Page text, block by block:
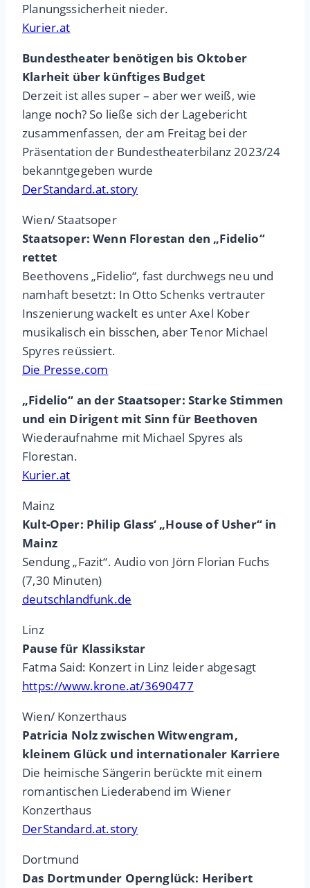
Planungssicherheit nieder.
Kurier.at
Bundestheater benötigen bis Oktober
Klarheit über künftiges Budget
Derzeit ist alles super – aber wer weiß, wie
lange noch? So ließe sich der Lagebericht
zusammenfassen, der am Freitag bei der
Präsentation der Bundestheaterbilanz 2023/24
bekanntgegeben wurde
DerStandard.at.story
Wien/ Staatsoper
Staatsoper: Wenn Florestan den „Fidelio“
rettet
Beethovens „Fidelio“, fast durchwegs neu und
namhaft besetzt: In Otto Schenks vertrauter
Inszenierung wackelt es unter Axel Kober
musikalisch ein bisschen, aber Tenor Michael
Spyres reüssiert.
Die Presse.com
„Fidelio“ an der Staatsoper: Starke Stimmen
und ein Dirigent mit Sinn für Beethoven
Wiederaufnahme mit Michael Spyres als
Florestan.
Kurier.at
Mainz
Kult-Oper: Philip Glass‘ „House of Usher“ in
Mainz
Sendung „Fazit“. Audio von Jörn Florian Fuchs
(7,30 Minuten)
deutschlandfunk.de
Linz
Pause für Klassikstar
Fatma Said: Konzert in Linz leider abgesagt
https://www.krone.at/3690477
Wien/ Konzerthaus
Patricia Nolz zwischen Witwengram,
kleinem Glück und internationaler Karriere
Die heimische Sängerin berückte mit einem
romantischen Liederabend im Wiener
Konzerthaus
DerStandard.at.story
Dortmund
Das Dortmunder Opernglück: Heribert